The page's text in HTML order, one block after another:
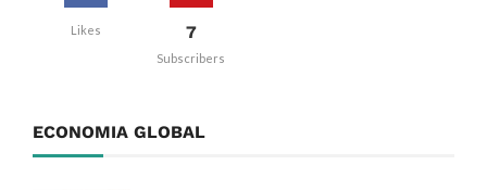
Likes 7
Subscribers
ECONOMIA GLOBAL